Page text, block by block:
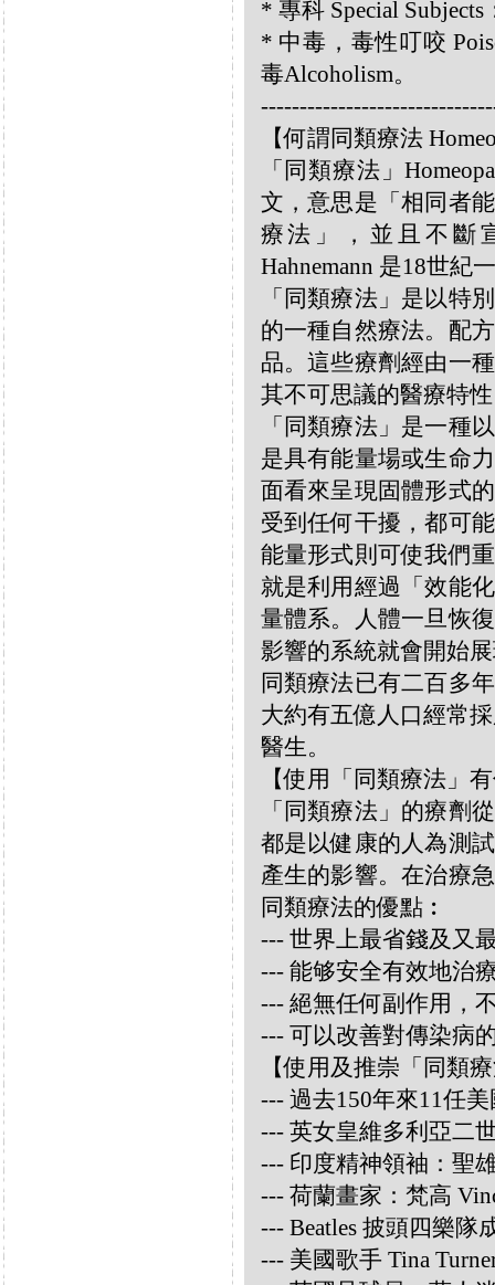
* 專科 Special
* 中毒，毒性叮咬
毒Alcoholism。
【何謂同類療法
「同類療法」
文，意思是「相同者
療法」，並且不斷
Hahnemann 是18世紀
「同類療法」是以特
的一種自然療法。配
品。這些療劑經由一
其不可思議的醫療特
「同類療法」是一種
是具有能量場或生命
面看來呈現固體形式
受到任何干擾，都可
能量形式則可使我們
就是利用經過「效能
量體系。人體一旦恢
影響的系統就會開始
同類療法已有二百多
大約有五億人口經常
醫生。
【使用「同類療法」
「同類療法」的療劑
都是以健康的人為測
產生的影響。在治療
同類療法的優點︰
--- 世界上最省錢及又
--- 能够安全有效地治
--- 絕無任何副作用，
--- 可以改善對傳染病
【使用及推崇「同類
--- 過去150年來11任
--- 英女皇維多利亞二
--- 印度精神領袖：聖
--- 荷蘭畫家：梵高
--- Beatles 披頭四樂隊
--- 美國歌手 Tina